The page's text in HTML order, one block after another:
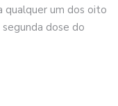
qualquer um dos oito
dose do